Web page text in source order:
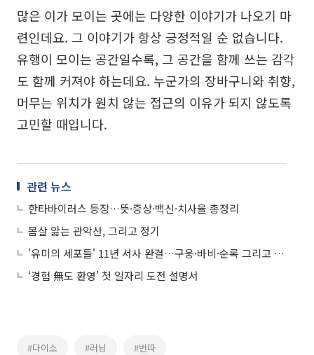
많은 이가 모이는 곳에는 다양한 이야기가 나오기 마
련인데요. 그 이야기가 항상 긍정적일 순 없습니다.
유행이 모이는 공간일수록, 그 공간을 함께 쓰는 감각
도 함께 커져야 하는데요. 누군가의 장바구니와 취향,
머무는 위치가 원치 않는 접근의 이유가 되지 않도록
고민할 때입니다.
관련 뉴스
한타바이러스 등장…뜻·증상·백신·치사율 총정리
몸살 앓는 관악산, 그리고 정기
'유미의 세포들' 11년 서사 완결…구웅·바비·순록 그리고 유미
‘경험 無도 환영’ 첫 일자리 도전 설명서
#다이소 #러닝 #번따